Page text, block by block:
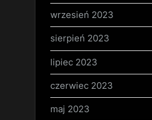
wrzesień 2023
sierpień 2023
lipiec 2023
czerwiec 2023
maj 2023